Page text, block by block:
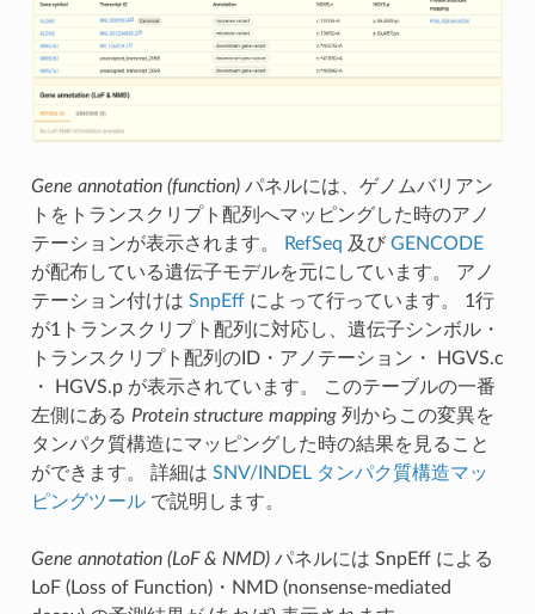
Gene annotation (function)パネルには、ゲノムバリアン
トをトランスクリプト配列へマッピングした時のアノ
テーションが表示されます。
RefSeq 及び GENCODE
が配布している遺伝子モデルを元にしています。 アノ
テーション付けは SnpEffによって行っています。 1行
が1トランスクリプト配列に対応し、遺伝子シンボル・
トランスクリプト配列のID・アノテーション・ HGVS.c
・ HGVS.p が表示されています。 このテーブルの一番
左側にある Protein structure mapping列からこの変異を
タンパク質構造にマッピングした時の結果を見ること
ができます。 詳細は SNV/INDEL タンパク質構造マッ
ピングツールで説明します。
Gene annotation (LoF & NMD)パネルには SnpEff による
LoF (Loss of Function)・NMD (nonsense-mediated